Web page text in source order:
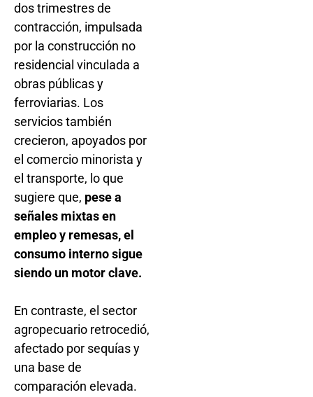
dos trimestres de
contracción, impulsada
por la construcción no
residencial vinculada a
obras públicas y
ferroviarias. Los
servicios también
crecieron, apoyados por
el comercio minorista y
el transporte, lo que
sugiere que, pese a
señales mixtas en
empleo y remesas, el
consumo interno sigue
siendo un motor clave.
En contraste, el sector
agropecuario retrocedió,
afectado por sequías y
una base de
comparación elevada.